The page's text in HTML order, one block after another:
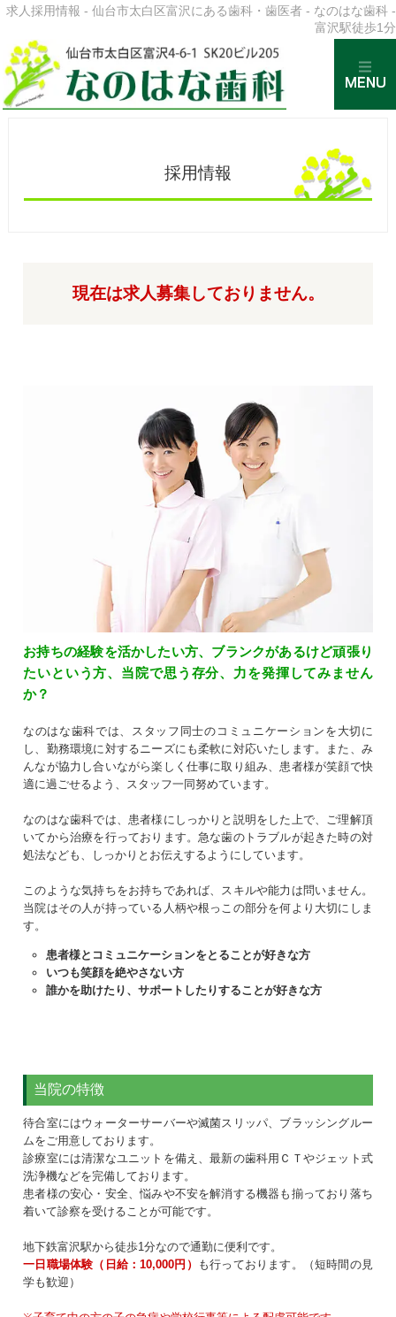
求人採用情報 - 仙台市太白区富沢にある歯科・歯医者 - なのはな歯科 -
富沢駅徒歩1分
採用情報
現在は求人募集しておりません。
お持ちの経験を活かしたい方、ブランクがあるけど頑張り
たいという方、当院で思う存分、力を発揮してみません
か？
なのはな歯科では、スタッフ同士のコミュニケーションを大切に
し、勤務環境に対するニーズにも柔軟に対応いたします。また、み
んなが協力し合いながら楽しく仕事に取り組み、患者様が笑顔で快
適に過ごせるよう、スタッフ一同努めています。
なのはな歯科では、患者様にしっかりと説明をした上で、ご理解頂
いてから治療を行っております。急な歯のトラブルが起きた時の対
処法なども、しっかりとお伝えするようにしています。
このような気持ちをお持ちであれば、スキルや能力は問いません。
当院はその人が持っている人柄や根っこの部分を何より大切にしま
す。
患者様とコミュニケーションをとることが好きな方
いつも笑顔を絶やさない方
誰かを助けたり、サポートしたりすることが好きな方
当院の特徴
待合室にはウォーターサーバーや滅菌スリッパ、ブラッシングルー
ムをご用意しております。
診療室には清潔なユニットを備え、最新の歯科用ＣＴやジェット式
洗浄機などを完備しております。
患者様の安心・安全、悩みや不安を解消する機器も揃っており落ち
着いて診察を受けることが可能です。
地下鉄富沢駅から徒歩1分なので通勤に便利です。
一日職場体験（日給：10,000円）
も行っております。（短時間の見
学も歓迎）